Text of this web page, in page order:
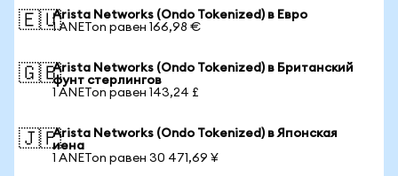
🇪🇺Arista Networks (Ondo Tokenized) в Евро
1 ANETon равен 166,98 €
🇬🇧Arista Networks (Ondo Tokenized) в Британский
фунт стерлингов
1 ANETon равен 143,24 £
🇯🇵Arista Networks (Ondo Tokenized) в Японская
иена
1 ANETon равен 30 471,69 ¥